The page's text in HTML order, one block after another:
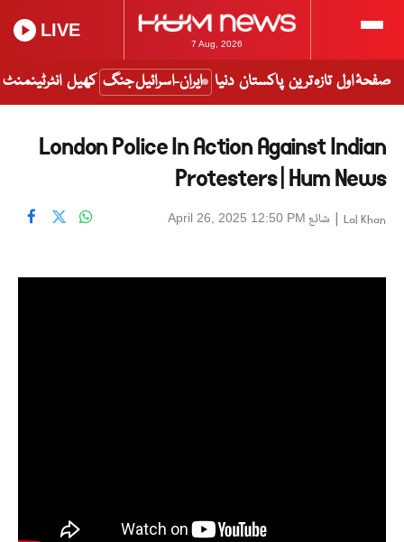
7 Aug, 2026
LIVE
صفحۂ اول تازہ ترین پاکستان دنیا ایران-اسرائیل جنگ کھیل انٹرٹینمنٹ
London Police In Action Against Indian
Protesters | Hum News
Lal Khan
| شائع April 26, 2025 12:50 PM